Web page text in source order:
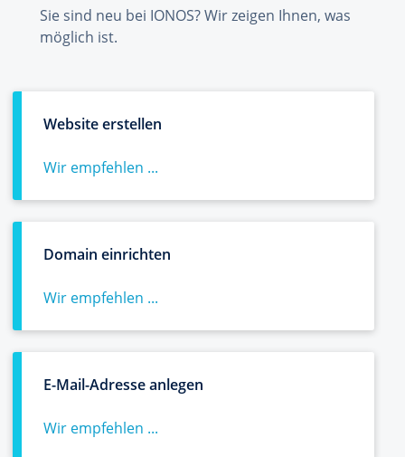
Sie sind neu bei IONOS? Wir zeigen Ihnen, was
möglich ist.
Website erstellen
Wir empfehlen ...
Domain einrichten
Wir empfehlen ...
E-Mail-Adresse anlegen
Wir empfehlen ...